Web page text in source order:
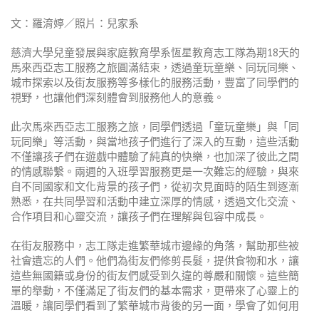
文：羅淯婷／照片：兒家系
慈濟大學兒童發展與家庭教育學系恆星教育志工隊為期18天的
馬來西亞志工服務之旅圓滿結束，透過童玩童樂、同玩同樂、
城市探索以及街友服務等多樣化的服務活動，豐富了同學們的
視野，也讓他們深刻體會到服務他人的意義。
此次馬來西亞志工服務之旅，同學們透過「童玩童樂」與「同
玩同樂」等活動，與當地孩子們進行了深入的互動，這些活動
不僅讓孩子們在遊戲中體驗了純真的快樂，也加深了彼此之間
的情感聯繫。兩週的入班學習服務更是一次難忘的經驗，與來
自不同國家和文化背景的孩子們，從初次見面時的陌生到逐漸
熟悉，在共同學習和活動中建立深厚的情感，透過文化交流、
合作項目和心靈交流，讓孩子們在理解與包容中成長。
在街友服務中，志工隊走進繁華城市邊緣的角落，幫助那些被
社會遺忘的人們。他們為街友們修剪長髮，提供食物和水，讓
這些無國籍或身份的街友們感受到久違的尊嚴和關懷。這些簡
單的舉動，不僅滿足了街友們的基本需求，更帶來了心靈上的
溫暖，讓同學們看到了繁華城市背後的另一面，學會了如何用